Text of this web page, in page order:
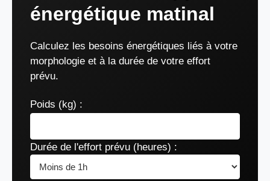
énergétique matinal
Calculez les besoins énergétiques liés à votre
morphologie et à la durée de votre effort
prévu.
Poids (kg) :
Durée de l'effort prévu (heures) :